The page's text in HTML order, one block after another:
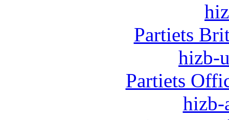
Partiets
hizb-
Partiets
hizb-